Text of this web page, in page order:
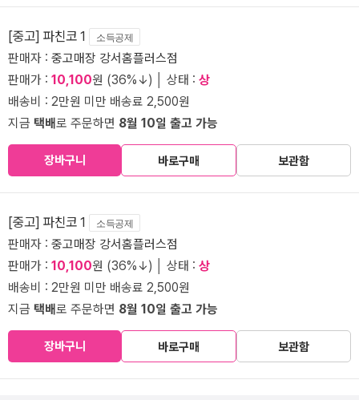
[중고] 파친코 1 소득공제
판매자 : 중고매장 강서홈플러스점
판매가 : 10,100원 (36%↓) │ 상태 : 상
배송비 : 2만원 미만 배송료 2,500원
지금 택배로 주문하면 8월 10일 출고 가능
장바구니 바로구매 보관함
[중고] 파친코 1 소득공제
판매자 : 중고매장 강서홈플러스점
판매가 : 10,100원 (36%↓) │ 상태 : 상
배송비 : 2만원 미만 배송료 2,500원
지금 택배로 주문하면 8월 10일 출고 가능
장바구니 바로구매 보관함